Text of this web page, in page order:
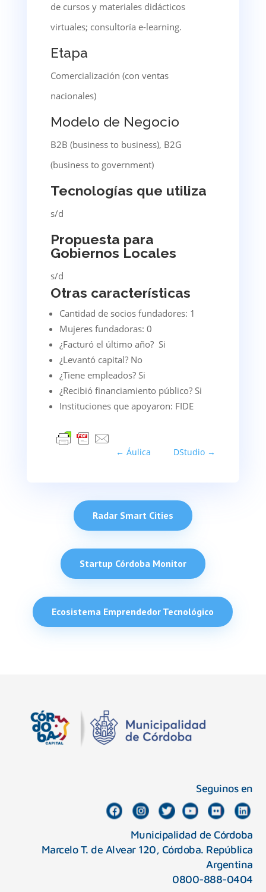
de cursos y materiales didácticos
virtuales; consultoría e-learning.
Etapa
Comercialización (con ventas
nacionales)
Modelo de Negocio
B2B (business to business), B2G
(business to government)
Tecnologías que utiliza
s/d
Propuesta para
Gobiernos Locales
s/d
Otras características
Cantidad de socios fundadores: 1
Mujeres fundadoras: 0
¿Facturó el último año? Si
¿Levantó capital? No
¿Tiene empleados? Si
¿Recibió financiamiento público? Si
Instituciones que apoyaron: FIDE
← Áulica DStudio →
Radar Smart Cities
Startup Córdoba Monitor
Ecosistema Emprendedor Tecnológico
Seguinos en
Municipalidad de Córdoba
Marcelo T. de Alvear 120, Córdoba. República
Argentina
0800-888-0404